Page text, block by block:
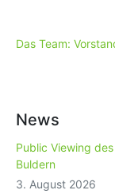
Das Team:
News
Public Viewing
Buldern
3. August 2026